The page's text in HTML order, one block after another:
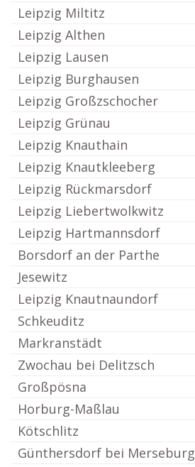
Leipzig Miltitz
Leipzig Althen
Leipzig Lausen
Leipzig Burghausen
Leipzig Großzschocher
Leipzig Grünau
Leipzig Knauthain
Leipzig Knautkleeberg
Leipzig Rückmarsdorf
Leipzig Liebertwolkwitz
Leipzig Hartmannsdorf
Borsdorf an der Parthe
Jesewitz
Leipzig Knautnaundorf
Schkeuditz
Markranstädt
Zwochau bei Delitzsch
Großpösna
Horburg-Maßlau
Kötschlitz
Günthersdorf bei Merseburg